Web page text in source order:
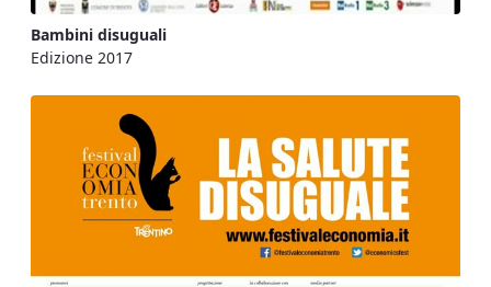
Bambini disuguali
Edizione 2017